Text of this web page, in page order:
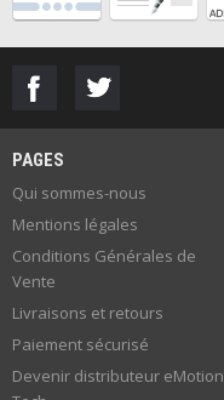
PAGES
Qui sommes-nous
Mentions légales
Conditions Générales de
Vente
Livraisons et retours
Paiement sécurisé
Devenir distributeur eMotion